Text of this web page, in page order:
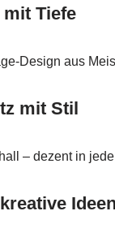
Tiefe
Design aus
mit Stil
– dezent in
Ideen